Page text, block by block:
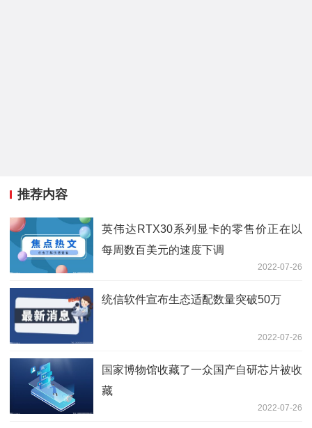
推荐内容
英伟达RTX30系列显卡的零售价正在以
每周数百美元的速度下调
2022-07-26
统信软件宣布生态适配数量突破50万
2022-07-26
国家博物馆收藏了一众国产自研芯片被收
藏
2022-07-26